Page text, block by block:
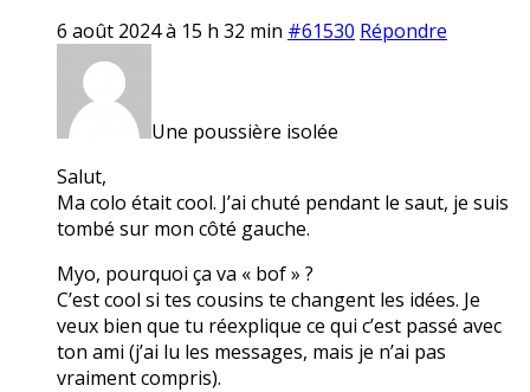
6 août 2024 à 15 h 32 min #61530 Répondre
Une poussière isolée
Salut,
Ma colo était cool. J’ai chuté pendant le saut, je suis
tombé sur mon côté gauche.
Myo, pourquoi ça va « bof » ?
C’est cool si tes cousins te changent les idées. Je
veux bien que tu réexplique ce qui c’est passé avec
ton ami (j’ai lu les messages, mais je n’ai pas
vraiment compris).